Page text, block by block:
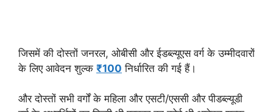
जिसमें की दोस्तों जनरल, ओबीसी और ईडब्ल्यूएस वर्ग के उम्मीदवारों
के लिए आवेदन शुल्क ₹100 निर्धारित की गई हैं।
और दोस्तों सभी वर्गों के महिला और एसटी/एससी और पीडब्ल्यूडी